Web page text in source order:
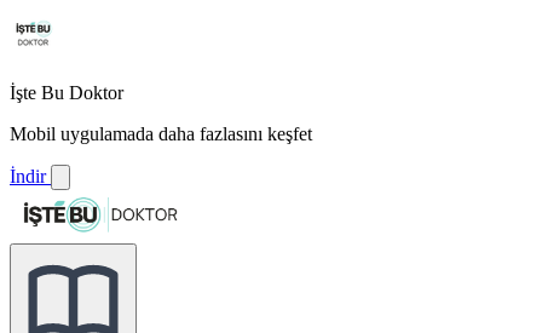
İşte Bu Doktor
Mobil uygulamada daha fazlasını keşfet
İndir